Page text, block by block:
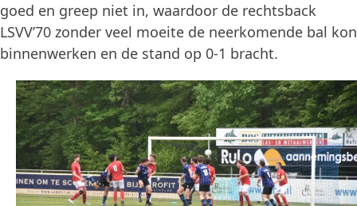
goed en greep niet in, waardoor de rechtsback
LSVV’70 zonder veel moeite de neerkomende bal kon
binnenwerken en de stand op 0-1 bracht.